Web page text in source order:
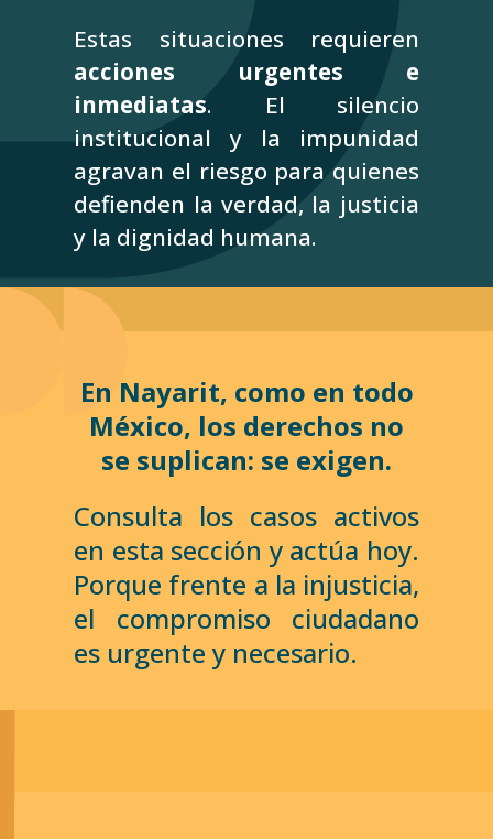
Estas situaciones requieren
acciones urgentes e
inmediatas. El silencio
institucional y la impunidad
agravan el riesgo para quienes
defienden la verdad, la justicia
y la dignidad humana.
En Nayarit, como en todo
México, los derechos no
se suplican: se exigen.
Consulta los casos activos
en esta sección y actúa hoy.
Porque frente a la injusticia,
el compromiso ciudadano
es urgente y necesario.